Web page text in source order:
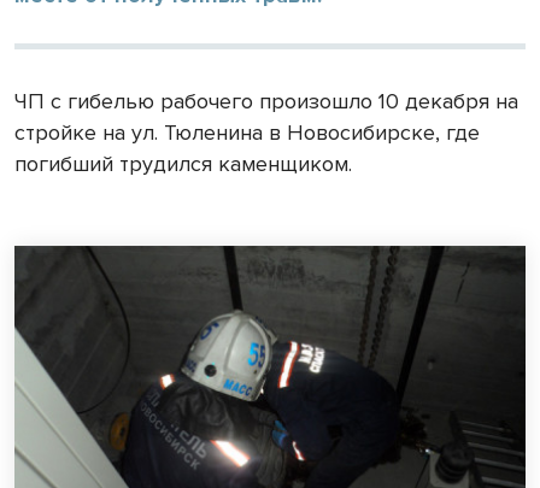
ЧП с гибелью рабочего произошло 10 декабря на
стройке на ул. Тюленина в Новосибирске, где
погибший трудился каменщиком.